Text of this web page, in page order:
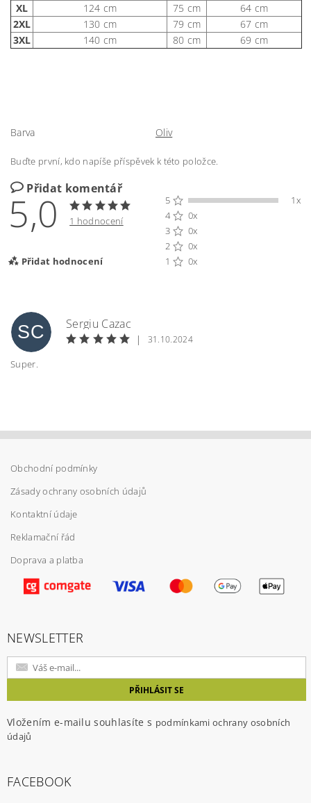
XL
124 cm 75 cm
64 cm
2XL
130 cm 79 cm
67 cm
3XL
140 cm 80 cm 69 cm
Barva Oliv
Buďte první, kdo napíše příspěvek k této položce.
Přidat komentář
5,0 1 hodnocení
Přidat hodnocení
5
1x
4
0x
3
0x
2
0x
1
0x
Vložením hodnocení souhlasíte s
ochrany osobních údajů
SC
Sergiu Cazac
|
31.10.2024
Super.
Obchodní podmínky
Zásady ochrany osobních údajů
Kontaktní údaje
Reklamační řád
Doprava a platba
NEWSLETTER
Vložením e-mailu souhlasíte s podmínkami ochrany osobních
údajů
FACEBOOK